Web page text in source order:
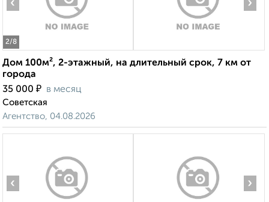
2/8
‹ ›
Дом 100м², 2-этажный, на длительный срок, 7 км от
города
35 000 ₽ в месяц
Советская
Агентство, 04.08.2026
‹ ›